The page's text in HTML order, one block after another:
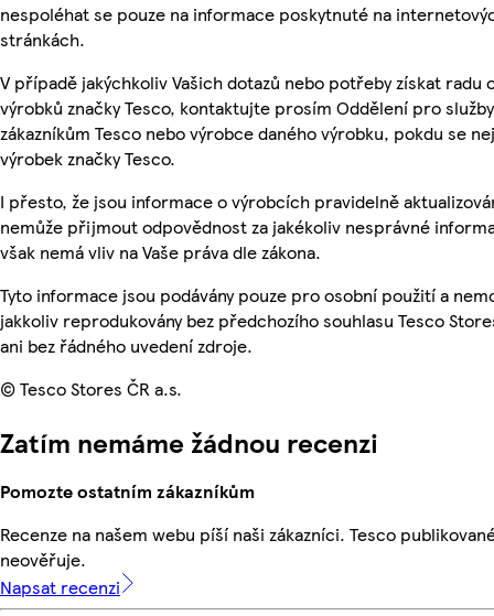
nespoléhat se pouze na informace poskytnuté na
stránkách.
V případě jakýchkoliv Vašich dotazů nebo potřeby získat radu
výrobků značky Tesco, kontaktujte prosím Oddělení pro služby
zákazníkům Tesco nebo výrobce daného výrobku, pokdu se
výrobek značky Tesco.
I přesto, že jsou informace o výrobcích pravidelně
nemůže přijmout odpovědnost za jakékoliv nesprávné
však nemá vliv na Vaše práva dle zákona.
Tyto informace jsou podávány pouze pro osobní použití a
jakkoliv reprodukovány bez předchozího souhlasu Tesco
ani bez řádného uvedení zdroje.
© Tesco Stores ČR a.s.
Zatím nemáme žádnou recenzi
Pomozte ostatním zákazníkům
Recenze na našem webu píší naši zákazníci. Tesco
neověřuje.
Napsat recenzi